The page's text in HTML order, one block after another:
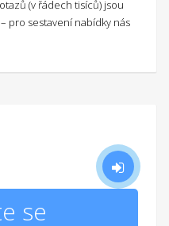
(v řádech tisíců) jsou
pro sestavení nabídky nás
se